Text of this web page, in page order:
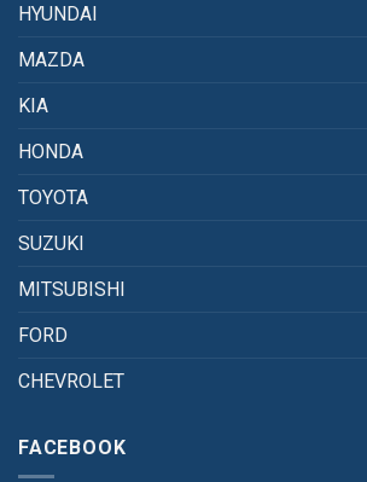
HYUNDAI
MAZDA
KIA
HONDA
TOYOTA
SUZUKI
MITSUBISHI
FORD
CHEVROLET
FACEBOOK